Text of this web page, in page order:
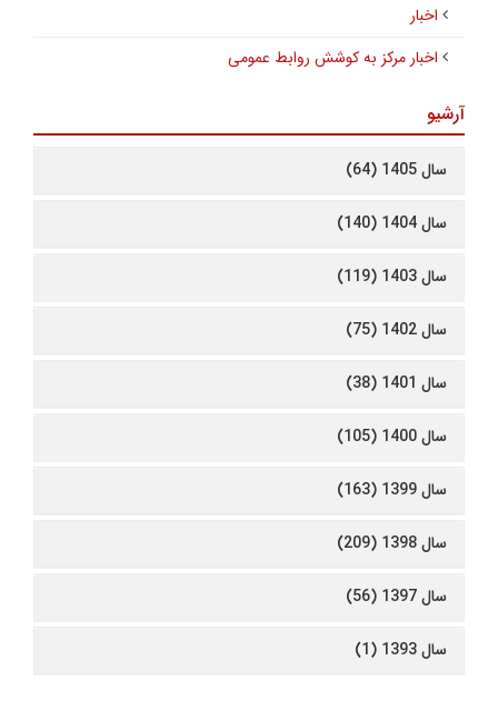
اخبار
اخبار مرکز به کوشش روابط عمومی
آرشیو
سال 1405 (64)
سال 1404 (140)
سال 1403 (119)
سال 1402 (75)
سال 1401 (38)
سال 1400 (105)
سال 1399 (163)
سال 1398 (209)
سال 1397 (56)
سال 1393 (1)